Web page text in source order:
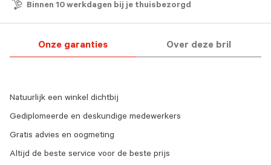
Binnen 10 werkdagen bij je thuisbezorgd
Onze garanties Over deze bril
Natuurlijk een winkel dichtbij
Gediplomeerde en deskundige medewerkers
Gratis advies en oogmeting
Altijd de beste service voor de beste prijs